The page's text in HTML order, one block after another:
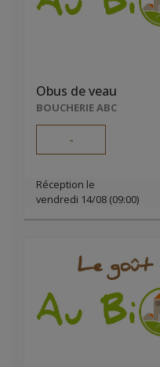
Obus de veau
BOUCHERIE ABC
-
Réception le
vendredi 14/08 (09:00)